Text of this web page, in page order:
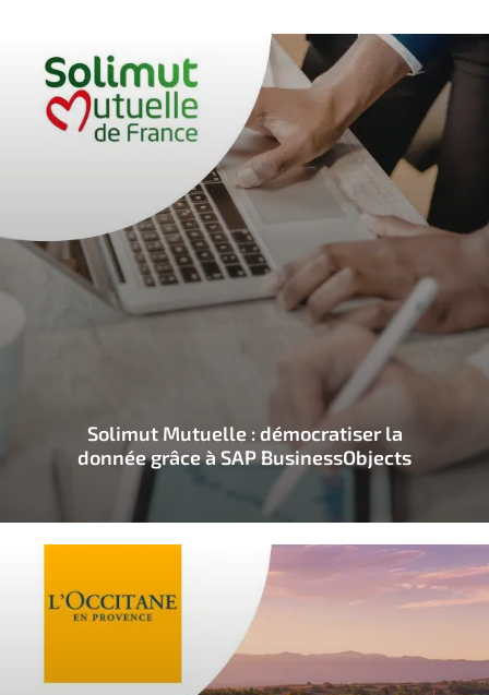
Solimut Mutuelle : démocratiser la
donnée grâce à SAP BusinessObjects